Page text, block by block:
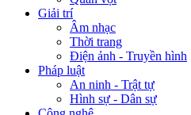
Giải trí
Âm nhạc
Thời trang
Điện ảnh - Truyền hình
Pháp luật
An ninh - Trật tự
Hình sự - Dân sự